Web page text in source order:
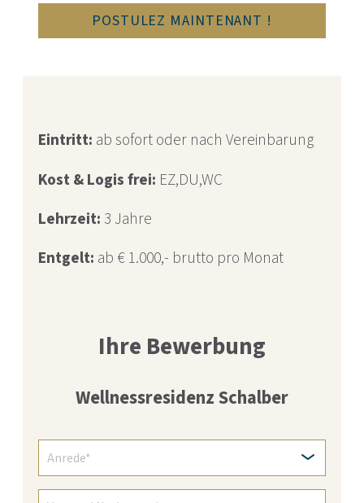
POSTULEZ MAINTENANT !
Eintritt: ab sofort oder nach Vereinbarung
Kost & Logis frei: EZ,DU,WC
Lehrzeit: 3 Jahre
Entgelt: ab € 1.000,- brutto pro Monat
Ihre Bewerbung
Wellnessresidenz Schalber